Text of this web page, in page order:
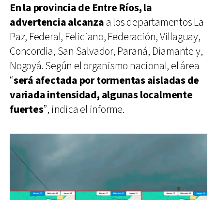
En la provincia de Entre Ríos, la
advertencia alcanza a los departamentos La
Paz, Federal, Feliciano, Federación, Villaguay,
Concordia, San Salvador, Paraná, Diamante y,
Nogoyá. Según el organismo nacional, el área
“será afectada por tormentas aisladas de
variada intensidad, algunas localmente
fuertes”, indica el informe.